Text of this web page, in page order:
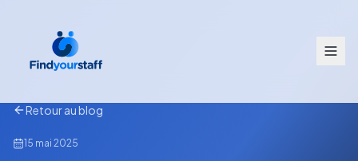
Retour au blog
15 mai 2025